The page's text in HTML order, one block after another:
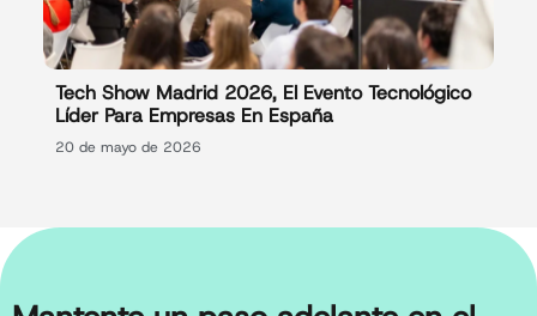
Tech Show Madrid 2026, El Evento Tecnológico
Líder Para Empresas En España
20 de mayo de 2026